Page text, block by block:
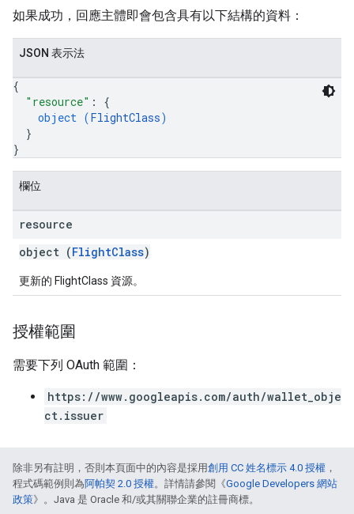
如果成功，回應主體即會包含具有以下結構的資料：
JSON 表示法
{
"resource" : {
object (FlightClass)
}
}
欄位
resource
object (FlightClass)
更新的 FlightClass 資源。
授權範圍
需要下列 OAuth 範圍：
https://www.googleapis.com/auth/wallet_obje
ct.issuer
除非另有註明，否則本頁面中的內容是採用創用 CC 姓名標示 4.0 授權 ，
程式碼範例則為阿帕契 2.0 授權。詳情請參閱《Google Developers 網站
政策》。Java 是 Oracle 和/或其關聯企業的註冊商標。